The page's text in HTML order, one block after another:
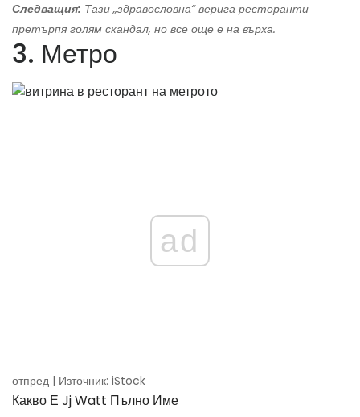
Следващия: Тази „здравословна“ верига ресторанти
претърпя голям скандал, но все още е на върха.
3. Метро
ad
отпред | Източник: iStock
Какво Е Jj Watt Пълно Име